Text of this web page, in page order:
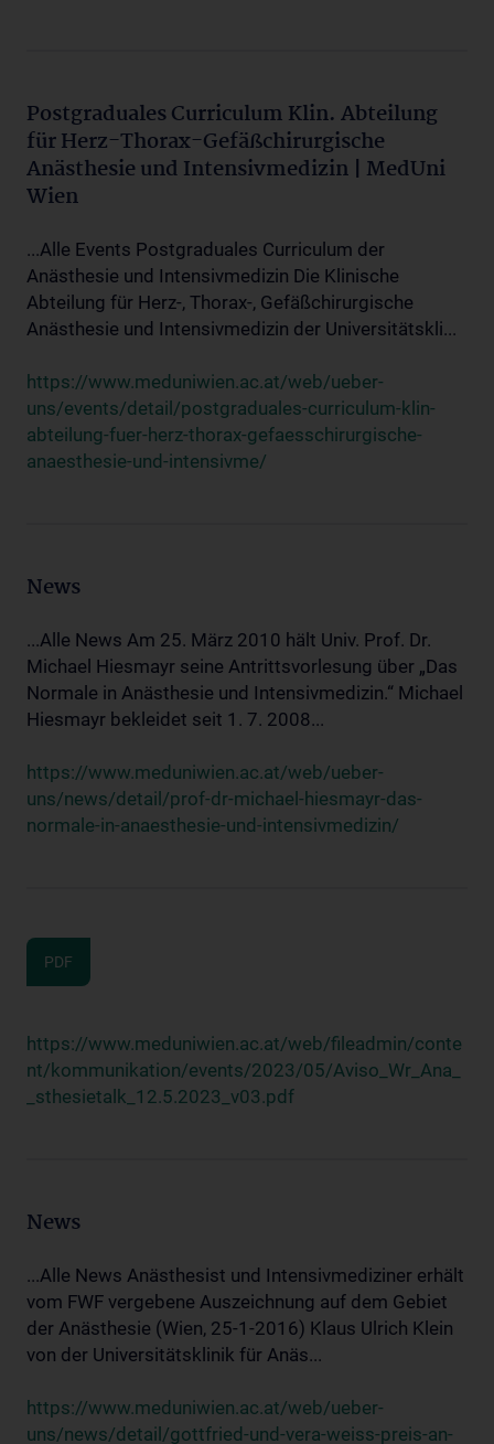
Postgraduales Curriculum Klin. Abteilung
für Herz-Thorax-Gefäßchirurgische
Anästhesie und Intensivmedizin | MedUni
Wien
...Alle Events Postgraduales Curriculum der
Anästhesie und Intensivmedizin Die Klinische
Abteilung für Herz-, Thorax-, Gefäßchirurgische
Anästhesie und Intensivmedizin der Universitätskli...
https://www.meduniwien.ac.at/web/ueber-
uns/events/detail/postgraduales-curriculum-klin-
abteilung-fuer-herz-thorax-gefaesschirurgische-
anaesthesie-und-intensivme/
News
...Alle News Am 25. März 2010 hält Univ. Prof. Dr.
Michael Hiesmayr seine Antrittsvorlesung über „Das
Normale in Anästhesie und Intensivmedizin.“ Michael
Hiesmayr bekleidet seit 1. 7. 2008...
https://www.meduniwien.ac.at/web/ueber-
uns/news/detail/prof-dr-michael-hiesmayr-das-
normale-in-anaesthesie-und-intensivmedizin/
PDF
https://www.meduniwien.ac.at/web/fileadmin/conte
nt/kommunikation/events/2023/05/Aviso_Wr_Ana_
_sthesietalk_12.5.2023_v03.pdf
News
...Alle News Anästhesist und Intensivmediziner erhält
vom FWF vergebene Auszeichnung auf dem Gebiet
der Anästhesie (Wien, 25-1-2016) Klaus Ulrich Klein
von der Universitätsklinik für Anäs...
https://www.meduniwien.ac.at/web/ueber-
uns/news/detail/gottfried-und-vera-weiss-preis-an-